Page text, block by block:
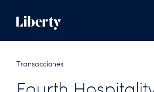
Transacciones